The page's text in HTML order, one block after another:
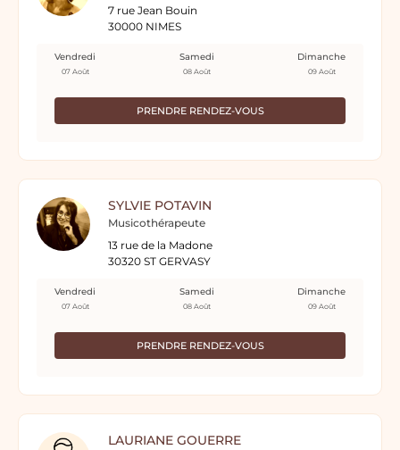
7 rue Jean Bouin
30000 NIMES
PRENDRE RENDEZ-VOUS
Vendredi
07 Août
Samedi
08 Août
Dimanche
09 Août
SYLVIE POTAVIN
Musicothérapeute
13 rue de la Madone
30320 ST GERVASY
PRENDRE RENDEZ-VOUS
Vendredi
07 Août
Samedi
08 Août
Dimanche
09 Août
LAURIANE GOUERRE